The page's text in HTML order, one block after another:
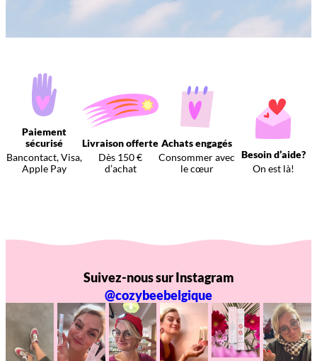
Paiement
sécurisé
Bancontact, Visa,
Apple Pay
Livraison offerte
Dès 150 €
d’achat
Achats engagés
Consommer avec
le cœur
Besoin d’aide?
On est là!
Suivez-nous sur Instagram
@cozybeebelgique